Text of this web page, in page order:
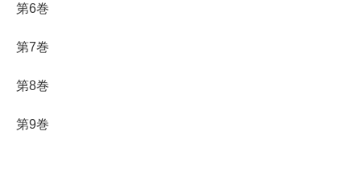
第6巻
第7巻
第8巻
第9巻